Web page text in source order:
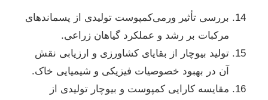
بررسی تأثیر ورمی‌کمپوست تولیدی از پسماندهای
مرکبات بر رشد و عملکرد گیاهان زراعی.
تولید بیوچار از بقایای کشاورزی و ارزیابی نقش
آن در بهبود خصوصیات فیزیکی و شیمیایی خاک.
مقایسه کارایی کمپوست و بیوچار تولیدی از